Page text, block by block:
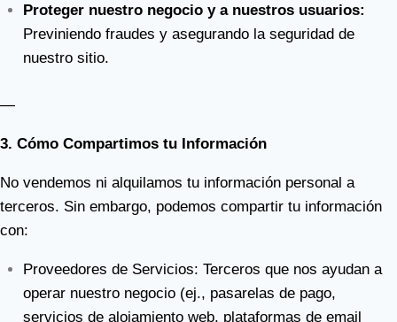
Proteger nuestro negocio y a nuestros usuarios:
Previniendo fraudes y asegurando la seguridad de
nuestro sitio.
—
3. Cómo Compartimos tu Información
No vendemos ni alquilamos tu información personal a
terceros. Sin embargo, podemos compartir tu información
con:
Proveedores de Servicios: Terceros que nos ayudan a
operar nuestro negocio (ej., pasarelas de pago,
servicios de alojamiento web, plataformas de email